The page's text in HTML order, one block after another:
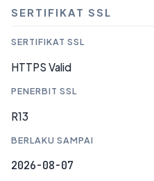
SERTIFIKAT SSL
SERTIFIKAT SSL
HTTPS Valid
PENERBIT SSL
R13
BERLAKU SAMPAI
2026-08-07